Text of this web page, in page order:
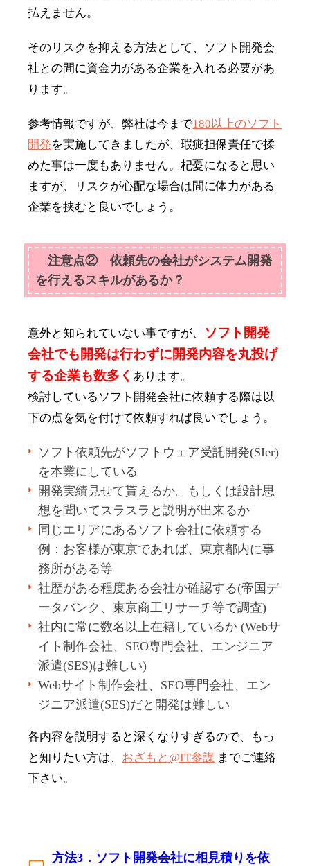
払えません。
そのリスクを抑える方法として、ソフト開発会
社との間に資金力がある企業を入れる必要があ
ります。
参考情報ですが、弊社は今まで180以上のソフト
開発を実施してきましたが、瑕疵担保責任で揉
めた事は一度もありません。杞憂になると思い
ますが、リスクが心配な場合は間に体力がある
企業を挟むと良いでしょう。
注意点② 依頼先の会社がシステム開発
を行えるスキルがあるか？
意外と知られていない事ですが、 ソフト開発
会社でも開発は行わずに開発内容を丸投げ
する企業も数多く あります。
検討しているソフト開発会社に依頼する際は以
下の点を気を付けて依頼すれば良いでしょう。
ソフト依頼先がソフトウェア受託開発(SIer)
を本業にしている
開発実績見せて貰えるか。もしくは設計思
想を聞いてスラスラと説明が出来るか
同じエリアにあるソフト会社に依頼する
例：お客様が東京であれば、東京都内に事
務所がある等
社歴がある程度ある会社か確認する(帝国デ
ータバンク、東京商工リサーチ等で調査)
社内に常に数名以上在籍しているか (Webサ
イト制作会社、SEO専門会社、エンジニア
派遣(SES)は難しい)
Webサイト制作会社、SEO専門会社、エン
ジニア派遣(SES)だと開発は難しい
各内容を説明すると深くなりすぎるので、もっ
と知りたい方は、 おざもと@IT参謀 までご連絡
下さい。
方法3．ソフト開発会社に相見積りを依